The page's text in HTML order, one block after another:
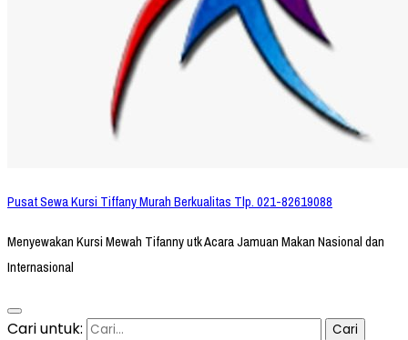
Pusat Sewa Kursi Tiffany Murah Berkualitas Tlp. 021-82619088
Menyewakan Kursi Mewah Tifanny utk Acara Jamuan Makan Nasional dan
Internasional
Cari untuk: